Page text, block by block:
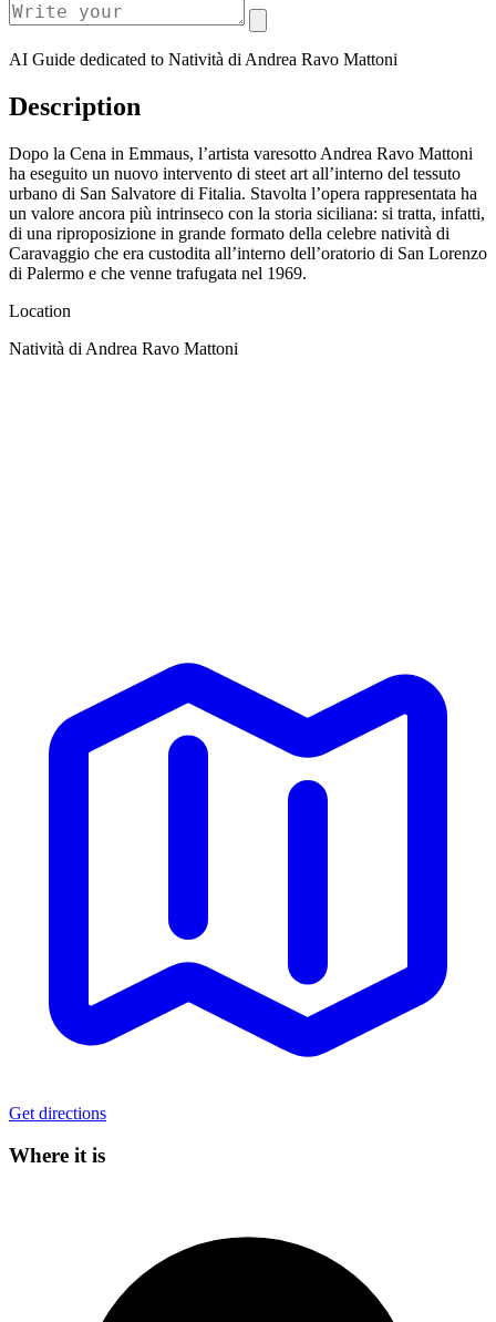
AI Guide dedicated to Natività di Andrea Ravo Mattoni
Description
Dopo la Cena in Emmaus, l’artista varesotto Andrea Ravo Mattoni
ha eseguito un nuovo intervento di steet art all’interno del tessuto
urbano di San Salvatore di Fitalia. Stavolta l’opera rappresentata ha
un valore ancora più intrinseco con la storia siciliana: si tratta, infatti,
di una riproposizione in grande formato della celebre natività di
Caravaggio che era custodita all’interno dell’oratorio di San Lorenzo
di Palermo e che venne trafugata nel 1969.
Location
Natività di Andrea Ravo Mattoni
Get directions
Where it is